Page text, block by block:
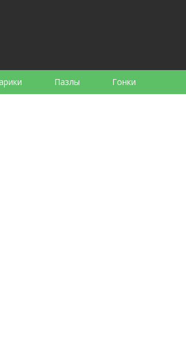
Пазлы Гонки